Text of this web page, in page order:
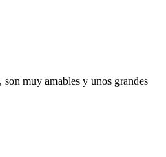
muy amables y unos grandes